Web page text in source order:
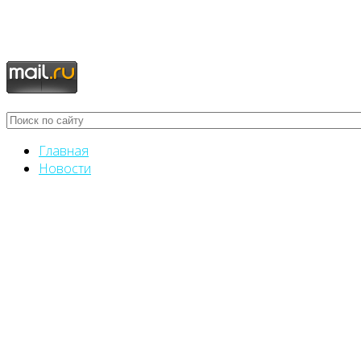
Главная
Новости